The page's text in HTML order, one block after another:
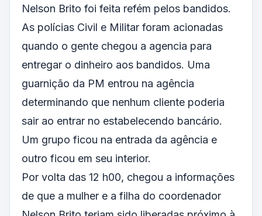
Nelson Brito foi feita refém pelos bandidos.
As polícias Civil e Militar foram acionadas
quando o gente chegou a agencia para
entregar o dinheiro aos bandidos. Uma
guarnição da PM entrou na agência
determinando que nenhum cliente poderia
sair ao entrar no estabelecendo bancário.
Um grupo ficou na entrada da agência e
outro ficou em seu interior.
Por volta das 12 h00, chegou a informações
de que a mulher e a filha do coordenador